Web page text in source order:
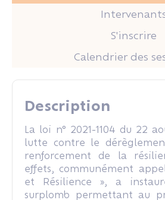
S'inscrire
Calendrier des
Description
La loi n° 2021-1104 du 22
lutte contre le
renforcement de la
effets, communément
et Résilience », a
surplomb permettant au